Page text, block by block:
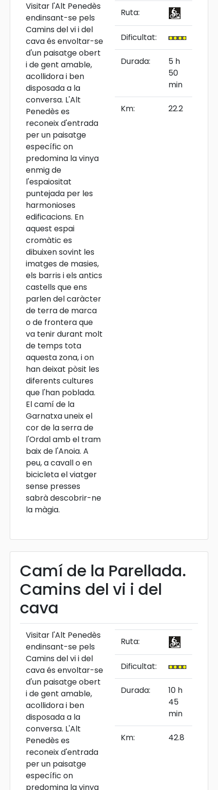
Visitar l'Alt Penedès
endinsant-se pels
Camins del vi i del
cava és envoltar-se
d'un paisatge obert
i de gent amable,
acollidora i ben
disposada a la
conversa. L'Alt
Penedès es
reconeix d'entrada
per un paisatge
específic on
predomina la vinya
enmig de
l'espaiositat
puntejada per les
harmonioses
edificacions. En
aquest espai
cromàtic es
dibuixen sovint les
imatges de masies,
els barris i els antics
castells que ens
parlen del caràcter
de terra de marca
o de frontera que
va tenir durant molt
de temps tota
aquesta zona, i on
han deixat pòsit les
diferents cultures
que l'han poblada.
El camí de la
Garnatxa uneix el
cor de la serra de
l'Ordal amb el tram
baix de l'Anoia. A
peu, a cavall o en
bicicleta el viatger
sense presses
sabrà descobrir-ne
la màgia.
Ruta:
Dificultat:
Durada:
5 h
50
min
Km: 22.2
Camí de la Parellada.
Camins del vi i del
cava
Visitar l'Alt Penedès
endinsant-se pels
Camins del vi i del
cava és envoltar-se
d'un paisatge obert
i de gent amable,
acollidora i ben
disposada a la
conversa. L'Alt
Penedès es
reconeix d'entrada
per un paisatge
específic on
predomina la vinya
Ruta:
Dificultat:
Durada:
10 h
45
min
Km: 42.8